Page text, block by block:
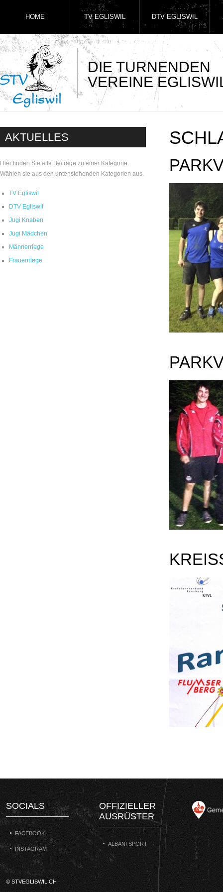
DIE TURNENDEN
VEREINE
HOME TV EGLISWIL DTV EGLISWIL
AKTUELLES
Hier finden Sie alle Beiträge zu einer Kategorie.
Wählen sie aus den untenstehenden Kategorien aus.
TV Egliswil
DTV Egliswil
Jugi Knaben
Jugi Mädchen
Männerriege
Frauenriege
SOCIALS
FACEBOOK
INSTAGRAM
OFFIZIELLER
AUSRÜSTER
ALBANI SPORT
© STVEGLISWIL.CH